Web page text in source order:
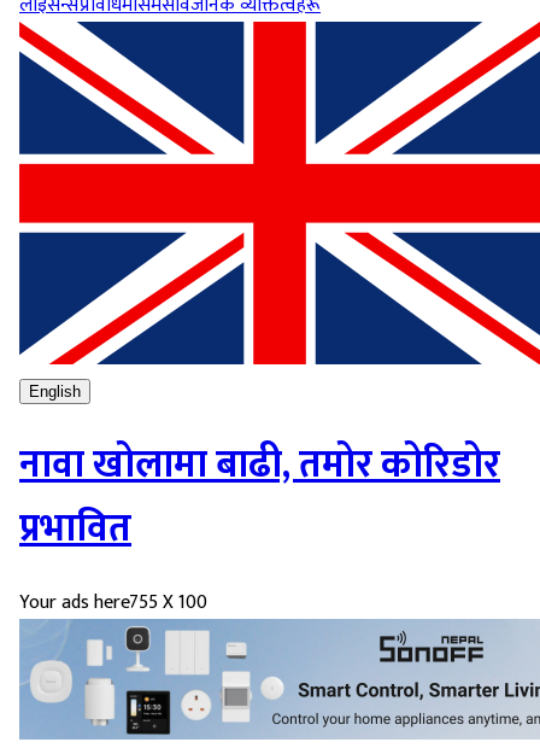
English
नावा खोलामा बाढी, तमोर कोरिडोर
प्रभावित
Your ads here755 X 100